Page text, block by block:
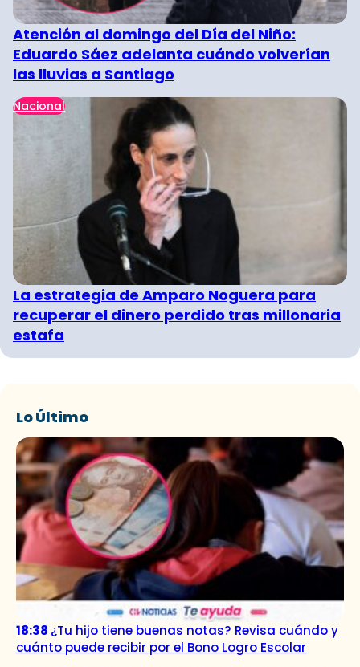
Atención al domingo del Día del Niño:
Eduardo Sáez adelanta cuándo volverían
las lluvias a Santiago
Nacional
La estrategia de Amparo Noguera para
recuperar el dinero perdido tras millonaria
estafa
Lo Último
18:38 ¿Tu hijo tiene buenas notas? Revisa cuándo y
cuánto puede recibir por el Bono Logro Escolar